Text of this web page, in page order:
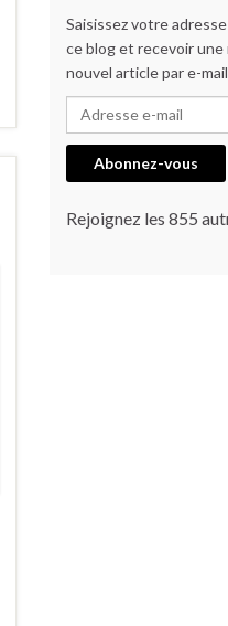
Saisissez votre
ce blog et recevoir
nouvel article par e-
Adresse e-mail
Abonnez-vous
Rejoignez les 855